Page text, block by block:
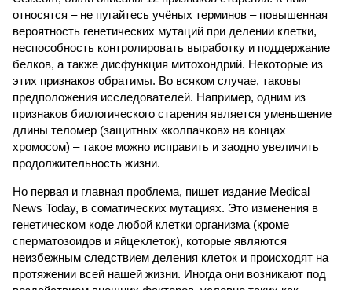
относятся – не пугайтесь учёных терминов – повышенная
вероятность генетических мутаций при делении клетки,
неспособность контролировать выработку и поддержание
белков, а также дисфункция митохондрий. Некоторые из
этих признаков обратимы. Во всяком случае, таковы
предположения исследователей. Например, одним из
признаков биологического старения является уменьшение
длины теломер (защитных «колпачков» на концах
хромосом) – такое можно исправить и заодно увеличить
продолжительность жизни.
Но первая и главная проблема, пишет издание Medical
News Today, в соматических мутациях. Это изменения в
генетическом коде любой клетки организма (кроме
сперматозоидов и яйцеклеток), которые являются
неизбежным следствием деления клеток и происходят на
протяжении всей нашей жизни. Иногда они возникают под